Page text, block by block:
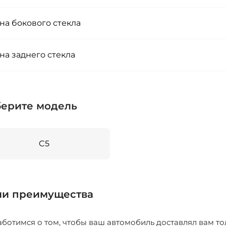
бокового стекла
заднего стекла
модель
C5
преимущества
о том, чтобы ваш автомобиль доставлял вам